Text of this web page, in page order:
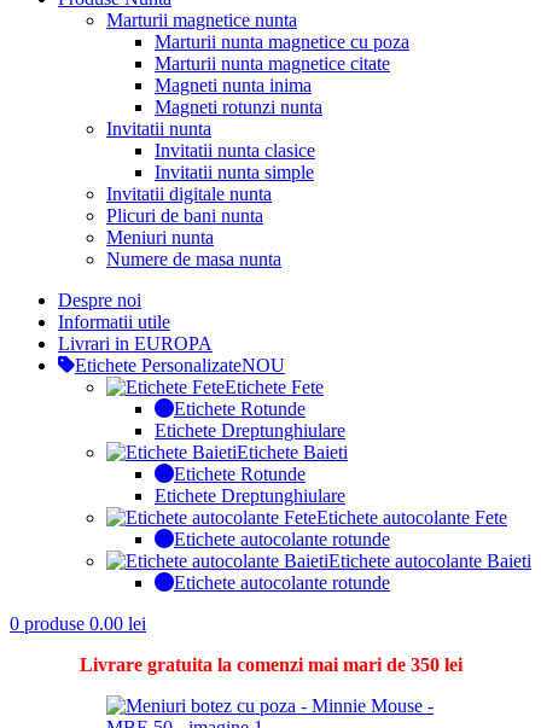
Marturii magnetice nunta
Marturii nunta magnetice cu poza
Marturii nunta magnetice citate
Magneti nunta inima
Magneti rotunzi nunta
Invitatii nunta
Invitatii nunta clasice
Invitatii nunta simple
Invitatii digitale nunta
Plicuri de bani nunta
Meniuri nunta
Numere de masa nunta
Despre noi
Informatii utile
Livrari in EUROPA
Etichete PersonalizateNOU
Etichete Fete
Etichete Rotunde
Etichete Dreptunghiulare
Etichete Baieti
Etichete Rotunde
Etichete Dreptunghiulare
Etichete autocolante Fete
Etichete autocolante rotunde
Etichete autocolante Baieti
Etichete autocolante rotunde
0 produse 0.00 lei
Livrare gratuita la comenzi mai mari de 350 lei